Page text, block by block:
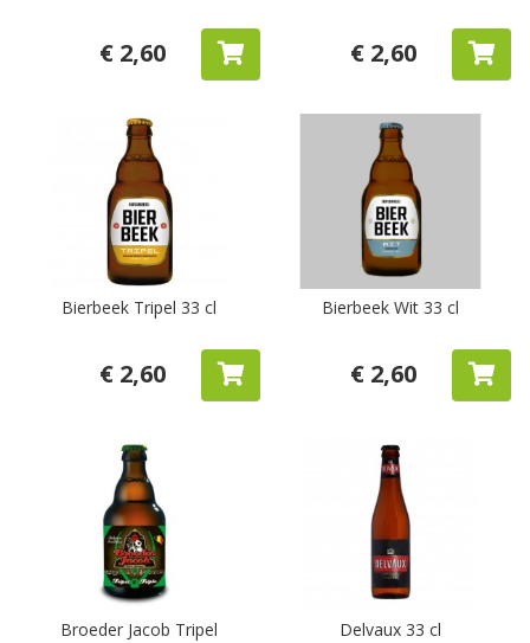
€ 2,60 € 2,60
Bierbeek Tripel 33 cl
€ 2,60
Bierbeek Wit 33 cl
€ 2,60
Broeder Jacob Tripel Delvaux 33 cl